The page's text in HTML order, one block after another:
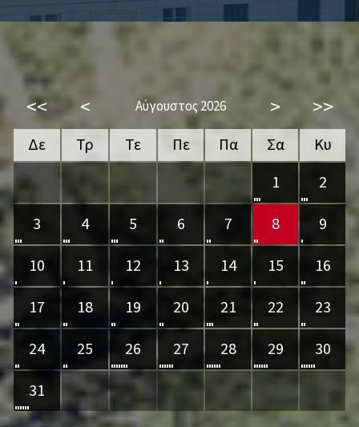
<< < Αύγουστος 2026 > >>
Δε Τρ Τε Πε Πα Σα
Κυ
1
2
3
4 5 6 7 8
9
10
11 12 13 14 15
16
17
18 19 20 21 22
23
24
25 26 27 28 29
30
31